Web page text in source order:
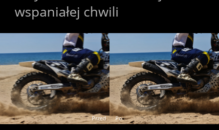
wspaniałej chwili
Przed Po
wspaniałej chwili